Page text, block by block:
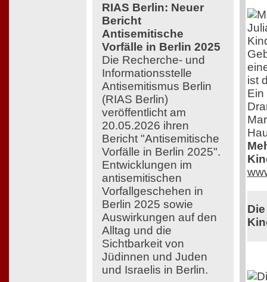
RIAS Berlin: Neuer
Bericht
Antisemitische
Vorfälle in Berlin 2025
Die Recherche- und
Informationsstelle
Antisemitismus Berlin
(RIAS Berlin)
veröffentlicht am
20.05.2026 ihren
Bericht "Antisemitische
Vorfälle in Berlin 2025".
Entwicklungen im
antisemitischen
Vorfallgeschehen in
Berlin 2025 sowie
Auswirkungen auf den
Alltag und die
Sichtbarkeit von
Jüdinnen und Juden
und Israelis in Berlin.
ist
Ein